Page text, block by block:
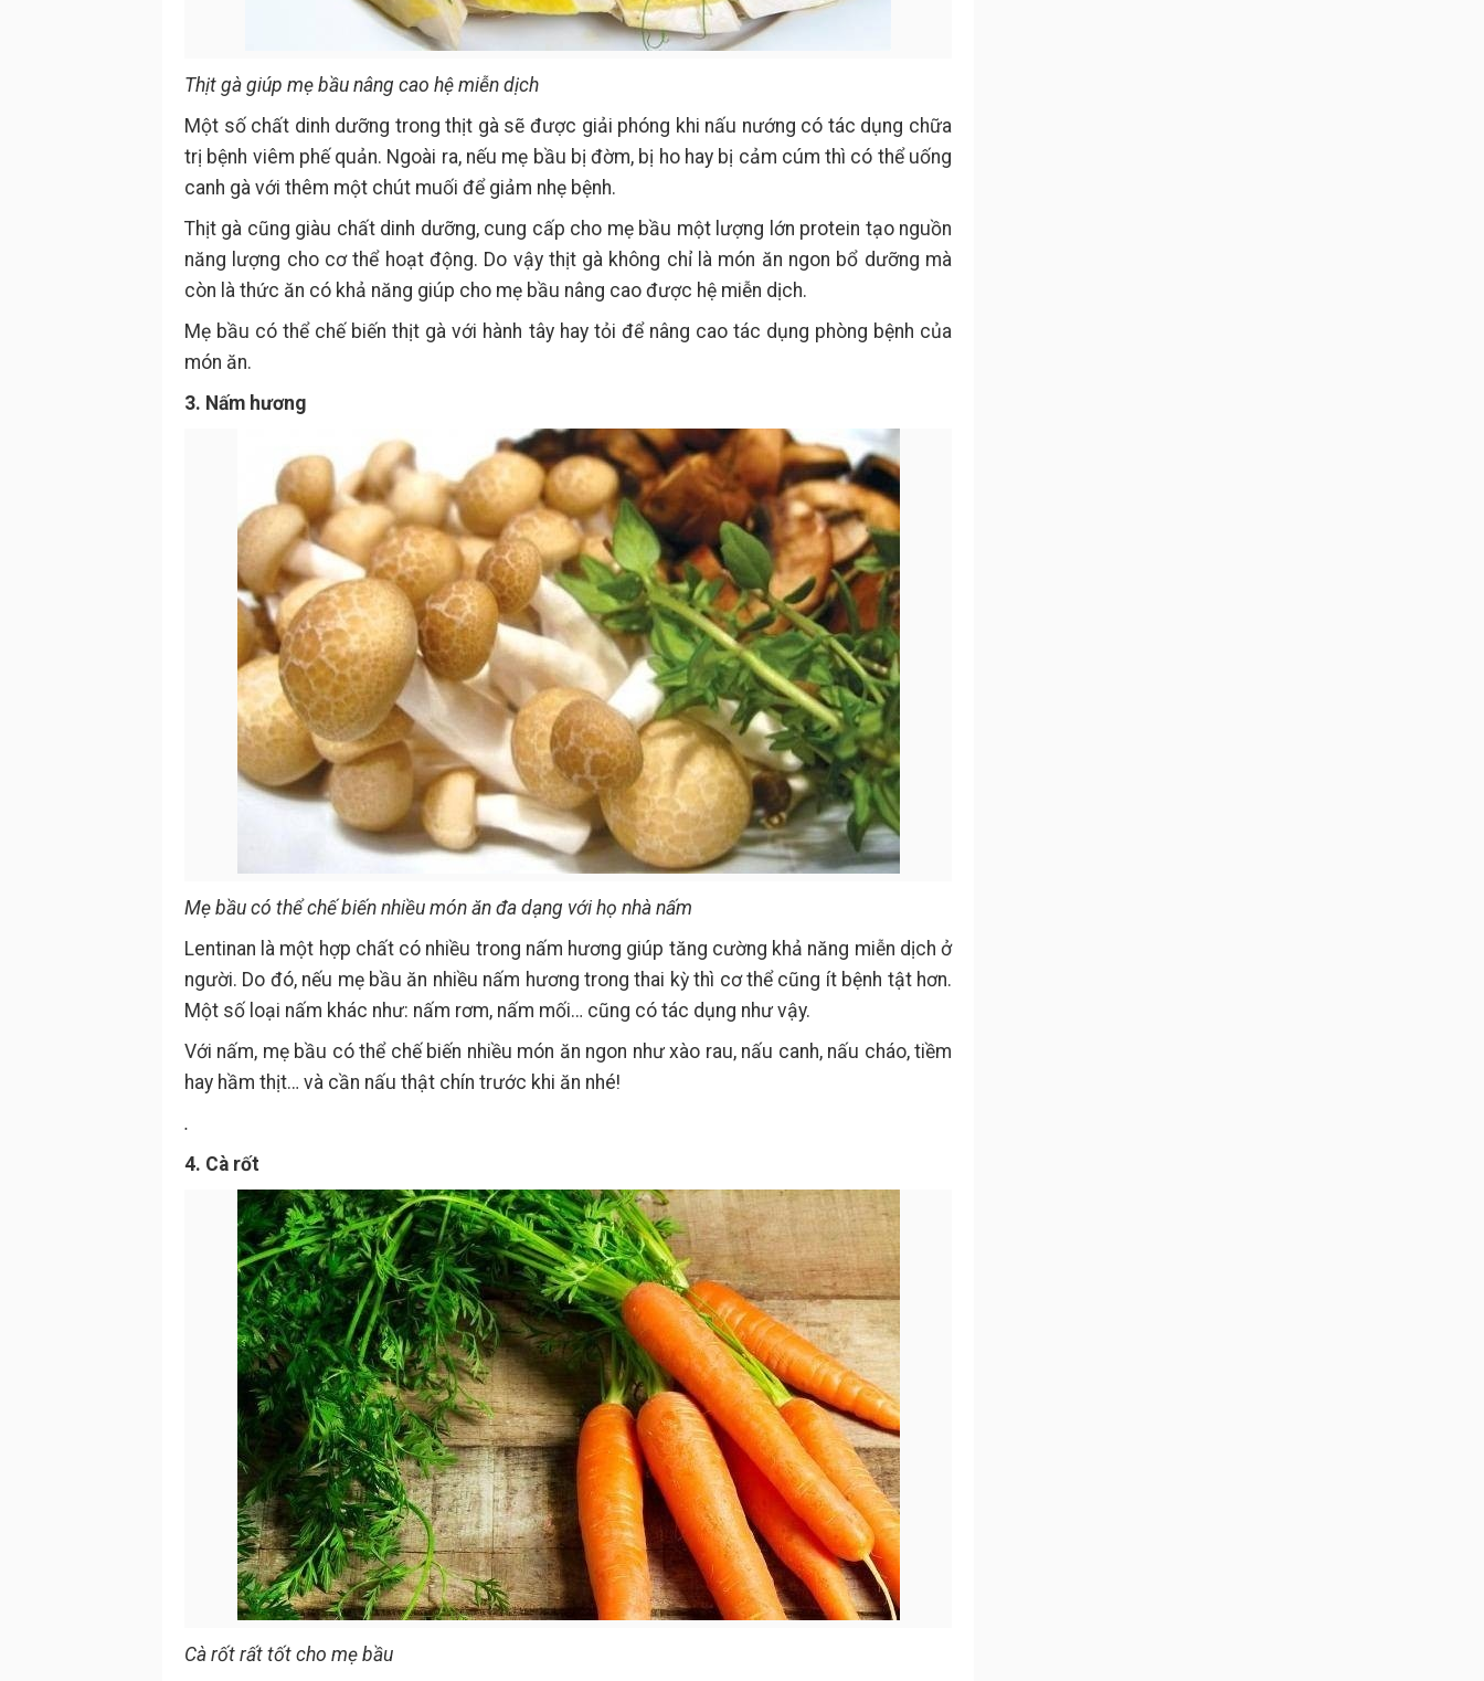
Thịt gà giúp mẹ bầu nâng cao hệ miễn dịch
Một số chất dinh dưỡng trong thịt gà sẽ được giải phóng khi nấu nướng có tác dụng chữa
trị bệnh viêm phế quản. Ngoài ra, nếu mẹ bầu bị đờm, bị ho hay bị cảm cúm thì có thể uống
canh gà với thêm một chút muối để giảm nhẹ bệnh.
Thịt gà cũng giàu chất dinh dưỡng, cung cấp cho mẹ bầu một lượng lớn protein tạo nguồn
năng lượng cho cơ thể hoạt động. Do vậy thịt gà không chỉ là món ăn ngon bổ dưỡng mà
còn là thức ăn có khả năng giúp cho mẹ bầu nâng cao được hệ miễn dịch.
Mẹ bầu có thể chế biến thịt gà với hành tây hay tỏi để nâng cao tác dụng phòng bệnh của
món ăn.
3. Nấm hương
Mẹ bầu có thể chế biến nhiều món ăn đa dạng với họ nhà nấm
Lentinan là một hợp chất có nhiều trong nấm hương giúp tăng cường khả năng miễn dịch ở
người. Do đó, nếu mẹ bầu ăn nhiều nấm hương trong thai kỳ thì cơ thể cũng ít bệnh tật hơn.
Một số loại nấm khác như: nấm rơm, nấm mối… cũng có tác dụng như vậy.
Với nấm, mẹ bầu có thể chế biến nhiều món ăn ngon như xào rau, nấu canh, nấu cháo, tiềm
hay hầm thịt… và cần nấu thật chín trước khi ăn nhé!
.
4. Cà rốt
Cà rốt rất tốt cho mẹ bầu